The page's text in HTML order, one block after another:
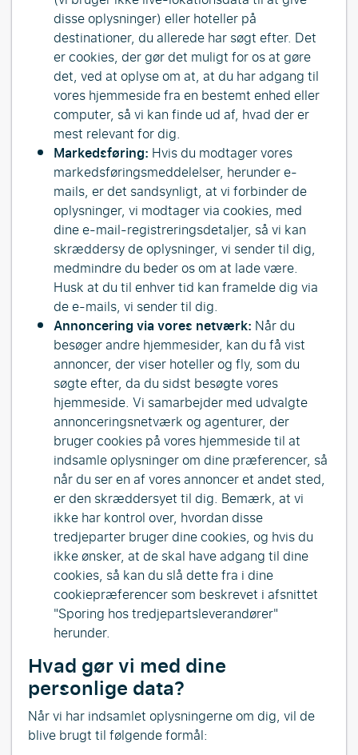
disse oplysninger) eller hoteller på
destinationer, du allerede har søgt efter. Det
er cookies, der gør det muligt for os at gøre
det, ved at oplyse om at, at du har adgang til
vores hjemmeside fra en bestemt enhed eller
computer, så vi kan finde ud af, hvad der er
mest relevant for dig.
Markedsføring: Hvis du modtager vores
markedsføringsmeddelelser, herunder e-
mails, er det sandsynligt, at vi forbinder de
oplysninger, vi modtager via cookies, med
dine e-mail-registreringsdetaljer, så vi kan
skræddersy de oplysninger, vi sender til dig,
medmindre du beder os om at lade være.
Husk at du til enhver tid kan framelde dig via
de e-mails, vi sender til dig.
Annoncering via vores netværk: Når du
besøger andre hjemmesider, kan du få vist
annoncer, der viser hoteller og fly, som du
søgte efter, da du sidst besøgte vores
hjemmeside. Vi samarbejder med udvalgte
annonceringsnetværk og agenturer, der
bruger cookies på vores hjemmeside til at
indsamle oplysninger om dine præferencer, så
når du ser en af vores annoncer et andet sted,
er den skræddersyet til dig. Bemærk, at vi
ikke har kontrol over, hvordan disse
tredjeparter bruger dine cookies, og hvis du
ikke ønsker, at de skal have adgang til dine
cookies, så kan du slå dette fra i dine
cookiepræferencer som beskrevet i afsnittet
"Sporing hos tredjepartsleverandører"
herunder.
Hvad gør vi med dine
personlige data?
Når vi har indsamlet oplysningerne om dig, vil de
blive brugt til følgende formål: